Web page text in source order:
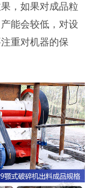
，如果对成品粒
能会较低，对设
重对机器的保